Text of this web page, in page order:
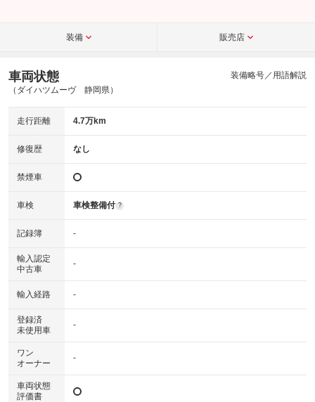
装備 販売店
車両状態
（ダイハツムーヴ 静岡県）
装備略号／用語解説
走行距離 4.7万km
修復歴 なし
禁煙車
車検 車検整備付 ?
記録簿 -
輸入認定
中古車
-
輸入経路 -
登録済
未使用車
-
ワン
オーナー
-
車両状態
評価書